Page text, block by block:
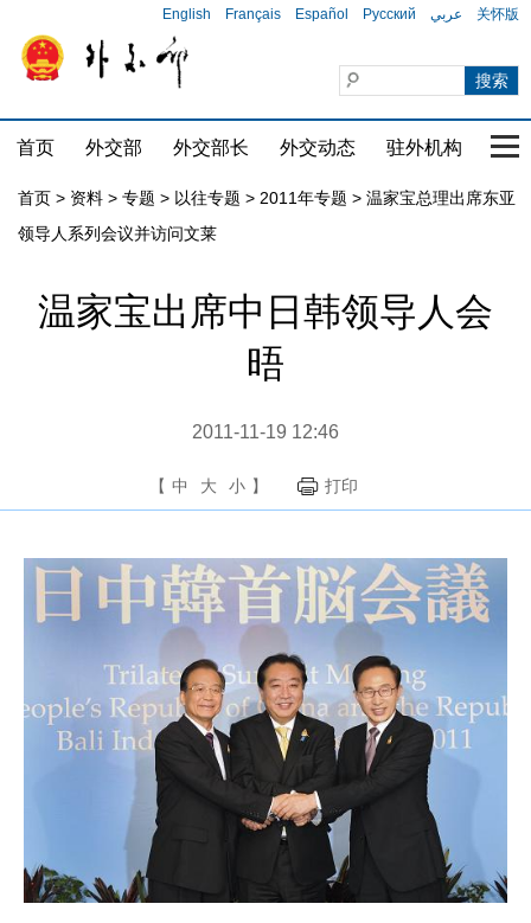
English Français Español Русский عربي 关怀版
首页 外交部 外交部长 外交动态 驻外机构 国
首页 > 资料 > 专题 > 以往专题 > 2011年专题 > 温家宝总理出席东亚
领导人系列会议并访问文莱
温家宝出席中日韩领导人会
晤
2011-11-19 12:46
【 中 大 小 】 打印